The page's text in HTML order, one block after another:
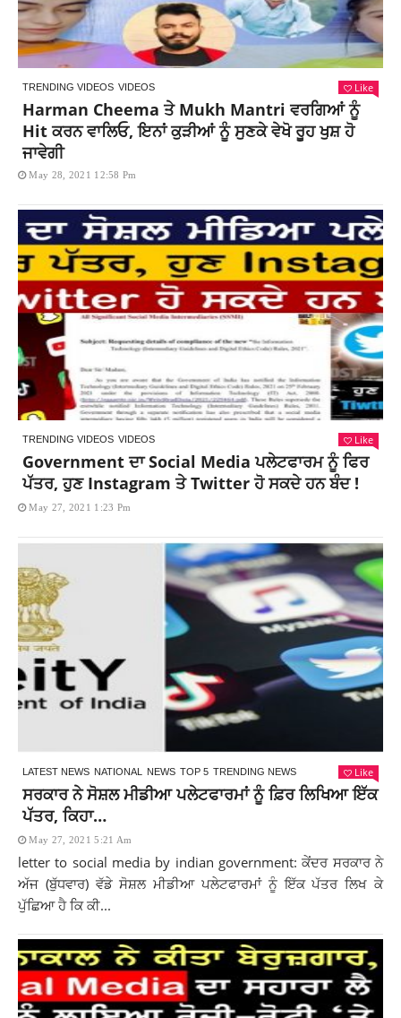
TRENDING VIDEOS VIDEOS Like
Harman Cheema ਤੇ Mukh Mantri ਵਰਗਿਆਂ ਨੂੰ
Hit ਕਰਨ ਵਾਲਿਓ, ਇਨਾਂ ਕੁੜੀਆਂ ਨੂੰ ਸੁਣਕੇ ਵੇਖੋ ਰੂਹ ਖੁਸ਼ ਹੋ
ਜਾਵੇਗੀ
May 28, 2021 12:58 Pm
TRENDING VIDEOS VIDEOS Like
Government ਦਾ Social Media ਪਲੇਟਫਾਰਮ ਨੂੰ ਫਿਰ
ਪੱਤਰ, ਹੁਣ Instagram ਤੇ Twitter ਹੋ ਸਕਦੇ ਹਨ ਬੰਦ !
May 27, 2021 1:23 Pm
LATEST NEWS NATIONAL NEWS TOP 5 TRENDING NEWS Like
ਸਰਕਾਰ ਨੇ ਸੋਸ਼ਲ ਮੀਡੀਆ ਪਲੇਟਫਾਰਮਾਂ ਨੂੰ ਫ਼ਿਰ ਲਿਖਿਆ ਇੱਕ
ਪੱਤਰ, ਕਿਹਾ…
May 27, 2021 5:21 Am
letter to social media by indian government: ਕੇਂਦਰ ਸਰਕਾਰ ਨੇ
ਅੱਜ (ਬੁੱਧਵਾਰ) ਵੱਡੇ ਸੋਸ਼ਲ ਮੀਡੀਆ ਪਲੇਟਫਾਰਮਾਂ ਨੂੰ ਇੱਕ ਪੱਤਰ ਲਿਖ ਕੇ
ਪੁੱਛਿਆ ਹੈ ਕਿ ਕੀ...